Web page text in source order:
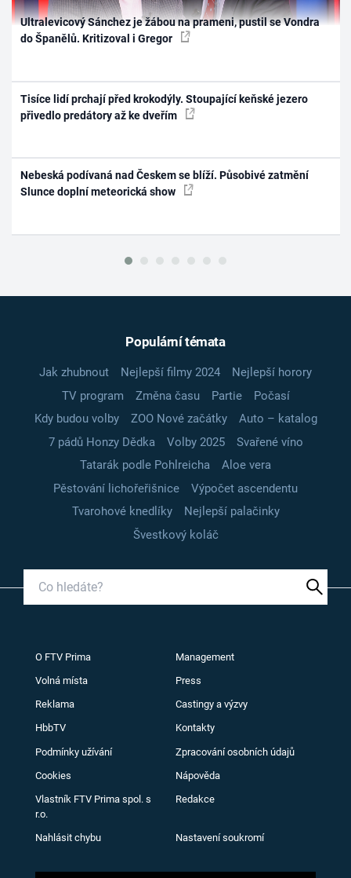
Ultralevicový Sánchez je žábou na prameni, pustil se Vondra
do Španělů. Kritizoval i Gregor
Tisíce lidí prchají před krokodýly. Stoupající keňské jezero
přivedlo predátory až ke dveřím
Nebeská podívaná nad Českem se blíží. Působivé zatmění
Slunce doplní meteorická show
Populární témata
Jak zhubnout Nejlepší filmy 2024
Nejlepší horory
TV program
Změna času Partie
Počasí
Kdy budou volby
ZOO Nové začátky
Auto – katalog
7 pádů Honzy Dědka
Volby 2025
Svařené víno
Tatarák podle Pohlreicha
Aloe vera
Pěstování lichořeřišnice
Výpočet ascendentu
Tvarohové knedlíky
Nejlepší palačinky
Švestkový koláč
O FTV Prima Management
Volná místa Press
Reklama Castingy a výzvy
HbbTV Kontakty
Podmínky užívání Zpracování osobních údajů
Cookies Nápověda
Vlastník FTV Prima spol. s
r.o.
Redakce
Nahlásit chybu Nastavení soukromí